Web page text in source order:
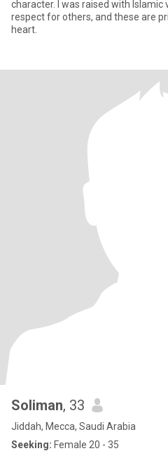
character. I was raised with Islamic
respect for others, and these are
heart.
Soliman, 33
Jiddah, Mecca, Saudi Arabia
Seeking: Female 20 - 35